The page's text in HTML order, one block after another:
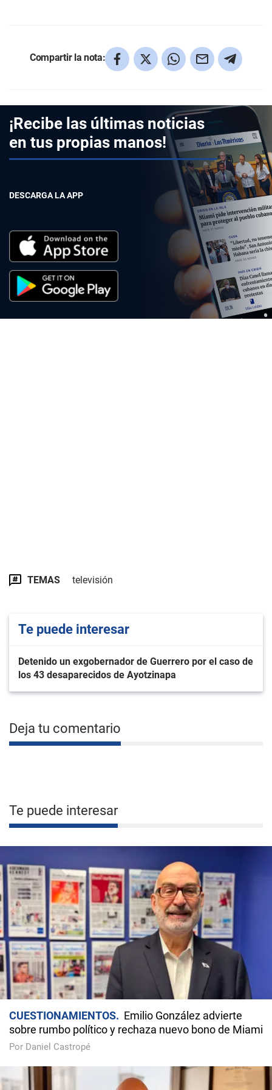
Compartir la nota:
¡Recibe las últimas noticias
en tus propias manos!
DESCARGA LA APP
TEMAS televisión
Te puede interesar
Detenido un exgobernador de Guerrero por el caso de
los 43 desaparecidos de Ayotzinapa
Deja tu comentario
Te puede interesar
CUESTIONAMIENTOS
Emilio González advierte
sobre rumbo político y rechaza nuevo bono de Miami
Por Daniel Castropé